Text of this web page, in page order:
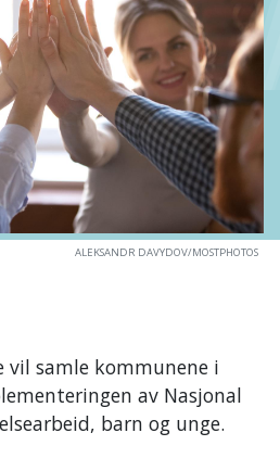
ALEKSANDR DAVYDOV/MOSTPHOTOS
vil samle kommunene i
av Nasjonal
barn og unge.